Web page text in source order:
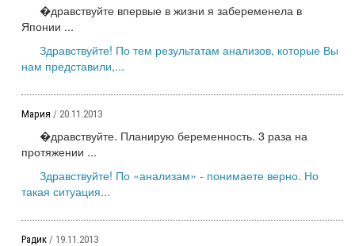
�дравствуйте впервые в жизни я забеременела в
Японии ...
Здравствуйте! По тем результатам анализов, которые Вы
нам представили,...
Мария / 20.11.2013
�дравствуйте. Планирую беременность. 3 раза на
протяжении ...
Здравствуйте! По «анализам» - понимаете верно. Но
такая ситуация...
Радик / 19.11.2013